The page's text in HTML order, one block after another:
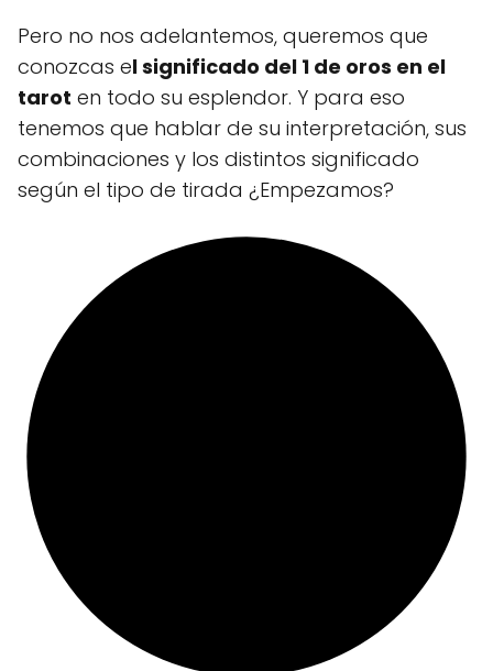
Pero no nos adelantemos, queremos que
conozcas el significado del 1 de oros en el
tarot en todo su esplendor. Y para eso
tenemos que hablar de su interpretación, sus
combinaciones y los distintos significado
según el tipo de tirada ¿Empezamos?